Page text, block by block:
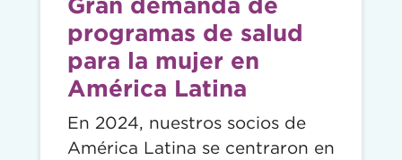
programas de salud
para la mujer en
América Latina
En 2024, nuestros socios de
América Latina se centraron en